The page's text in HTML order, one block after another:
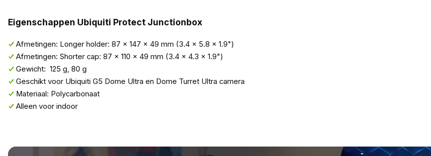
Eigenschappen Ubiquiti Protect Junctionbox
Afmetingen: Longer holder: 87 x 147 x 49 mm (3.4 x 5.8 x 1.9")
Afmetingen: Shorter cap: 87 x 110 x 49 mm (3.4 x 4.3 x 1.9")
Gewicht: 125 g, 80 g
Geschikt voor Ubiquiti G5 Dome Ultra en Dome Turret Ultra camera
Materiaal: Polycarbonaat
Alleen voor indoor